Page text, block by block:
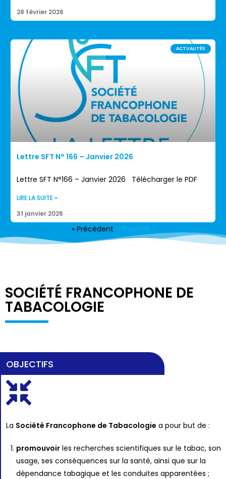
28 février 2026
ACTUALITÉS
Lettre SFT N° 166 – Janvier 2026
Lettre SFT N°166 – Janvier 2026 Télécharger le PDF
LIRE LA SUITE »
31 janvier 2026
« Précédent
SOCIÉTÉ FRANCOPHONE DE
TABACOLOGIE​
OBJECTIFS
La Société Francophone de Tabacologie a pour but de :
promouvoir les recherches scientifiques sur le tabac, son
usage, ses conséquences sur la santé, ainsi que sur la
dépendance tabagique et les conduites apparentées ;